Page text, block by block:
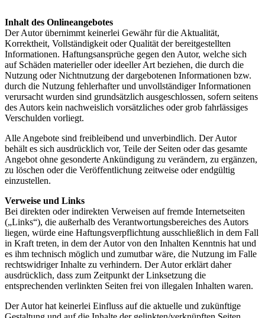
Inhalt des Onlineangebotes
Der Autor übernimmt keinerlei Gewähr für die Aktualität,
Korrektheit, Vollständigkeit oder Qualität der bereitgestellten
Informationen. Haftungsansprüche gegen den Autor, welche sich
auf Schäden materieller oder ideeller Art beziehen, die durch die
Nutzung oder Nichtnutzung der dargebotenen Informationen bzw.
durch die Nutzung fehlerhafter und unvollständiger Informationen
verursacht wurden sind grundsätzlich ausgeschlossen, sofern seitens
des Autors kein nachweislich vorsätzliches oder grob fahrlässiges
Verschulden vorliegt.
Alle Angebote sind freibleibend und unverbindlich. Der Autor
behält es sich ausdrücklich vor, Teile der Seiten oder das gesamte
Angebot ohne gesonderte Ankündigung zu verändern, zu ergänzen,
zu löschen oder die Veröffentlichung zeitweise oder endgültig
einzustellen.
Verweise und Links
Bei direkten oder indirekten Verweisen auf fremde Internetseiten
(„Links“), die außerhalb des Verantwortungsbereiches des Autors
liegen, würde eine Haftungsverpflichtung ausschließlich in dem Fall
in Kraft treten, in dem der Autor von den Inhalten Kenntnis hat und
es ihm technisch möglich und zumutbar wäre, die Nutzung im Falle
rechtswidriger Inhalte zu verhindern. Der Autor erklärt daher
ausdrücklich, dass zum Zeitpunkt der Linksetzung die
entsprechenden verlinkten Seiten frei von illegalen Inhalten waren.
Der Autor hat keinerlei Einfluss auf die aktuelle und zukünftige